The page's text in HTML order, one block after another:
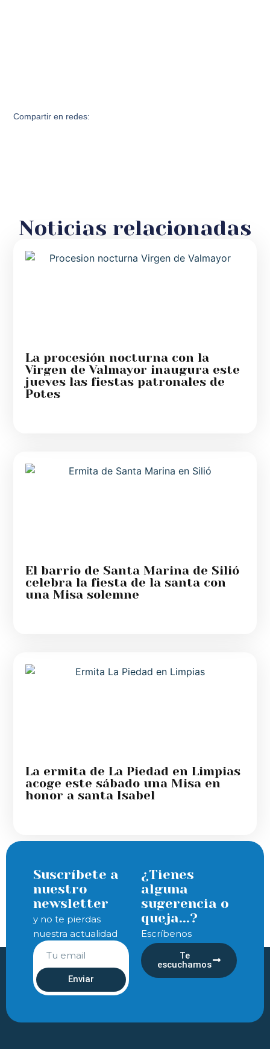
Compartir en redes:
Noticias relacionadas
La procesión nocturna con la
Virgen de Valmayor inaugura este
jueves las fiestas patronales de
Potes
El barrio de Santa Marina de Silió
celebra la fiesta de la santa con
una Misa solemne
La ermita de La Piedad en Limpias
acoge este sábado una Misa en
honor a santa Isabel
Suscríbete a
nuestro
newsletter
y no te pierdas
nuestra actualidad
Enviar
¿Tienes
alguna
sugerencia o
queja...?
Escríbenos
Te
escuchamos